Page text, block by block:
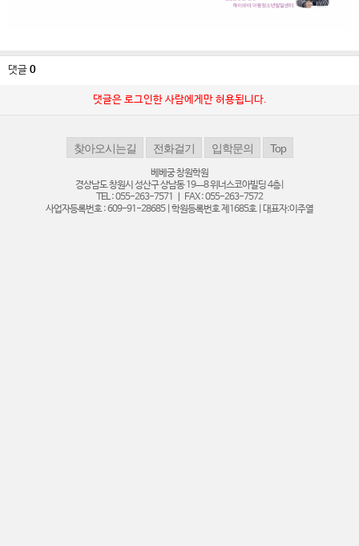
댓글 0
댓글은 로그인한 사람에게만 허용됩니다.
베베궁 창원학원
경상남도 창원시 성산구 상남동 19ㅡ8 위너스코아빌딩 4층|
TEL : 055-263-7571 ㅣ FAX : 055-263-7572
사업자등록번호 : 609-91-28685 | 학원등록번호 제1685호 | 대표자:이주열